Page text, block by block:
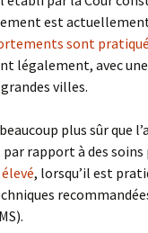
est
sont
légalement, avec
villes.
plus sûr que
rapport à des soins
, lorsqu’il est